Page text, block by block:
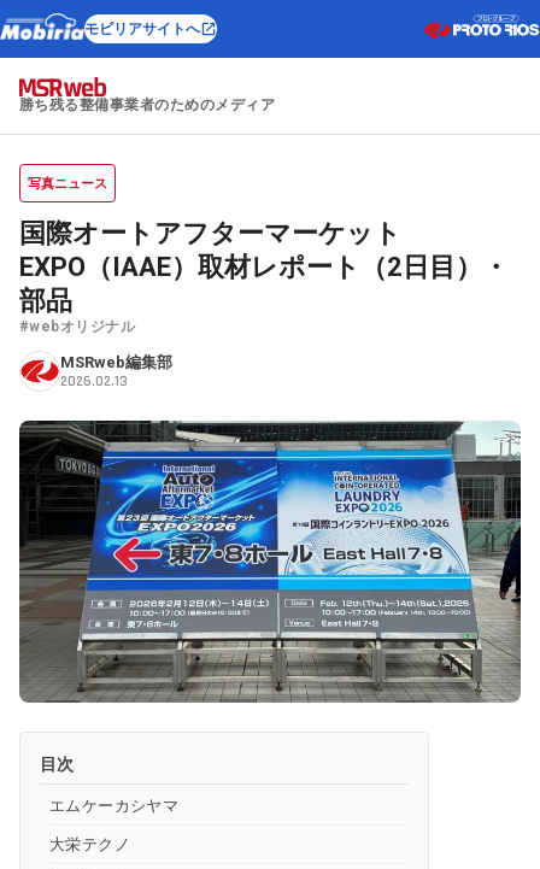
モビリアサイトへ
勝ち残る整備事業者のためのメディア
写真ニュース
国際オートアフターマーケット
EXPO（IAAE）取材レポート（2日目）・
部品
#webオリジナル
MSRweb編集部
2026.02.13
目次
エムケーカシヤマ
大栄テクノ